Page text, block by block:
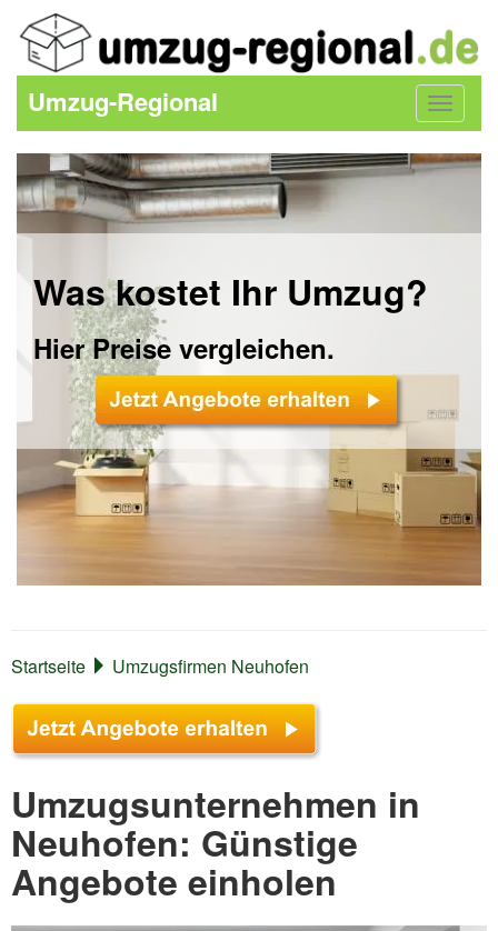
Toggle
Umzug-Regional
Was kostet Ihr Umzug?
Hier Preise vergleichen.
Startseite Umzugsfirmen Neuhofen
Umzugsunternehmen in
Neuhofen: Günstige
Angebote einholen